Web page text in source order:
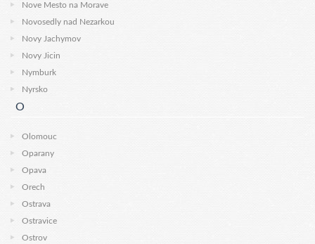
Nove Mesto na Morave
Novosedly nad Nezarkou
Novy Jachymov
Novy Jicin
Nymburk
Nyrsko
O
Olomouc
Oparany
Opava
Orech
Ostrava
Ostravice
Ostrov